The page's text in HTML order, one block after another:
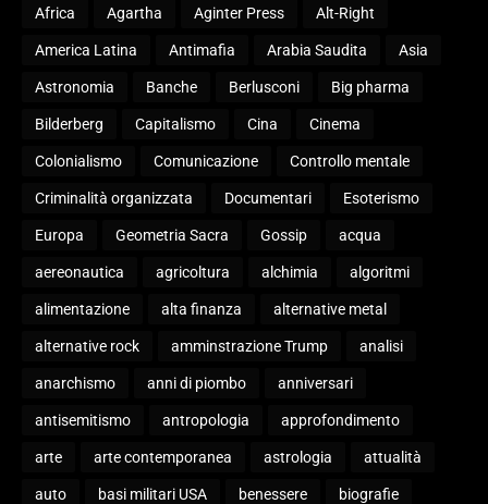
Africa Agartha Aginter Press Alt-Right
America Latina Antimafia Arabia Saudita Asia
Astronomia Banche Berlusconi Big pharma
Bilderberg Capitalismo Cina Cinema
Colonialismo Comunicazione Controllo mentale
Criminalità organizzata Documentari Esoterismo
Europa Geometria Sacra Gossip acqua
aereonautica agricoltura alchimia algoritmi
alimentazione alta finanza alternative metal
alternative rock amminstrazione Trump analisi
anarchismo anni di piombo anniversari
antisemitismo antropologia approfondimento
arte arte contemporanea astrologia attualità
auto basi militari USA benessere biografie